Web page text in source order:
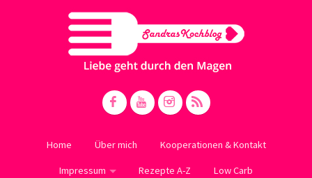
Home Über mich Kooperationen & Kontakt
Impressum Rezepte A-Z Low Carb